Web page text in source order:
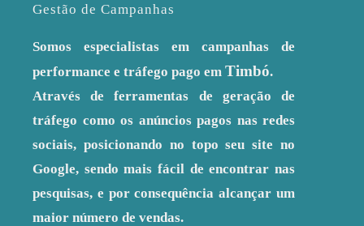
Gestão de Campanhas
Somos especialistas em campanhas de
performance e tráfego pago em Timbó.
Através de ferramentas de geração de
tráfego como os anúncios pagos nas redes
sociais, posicionando no topo seu site no
Google, sendo mais fácil de encontrar nas
pesquisas, e por consequência alcançar um
maior número de vendas.